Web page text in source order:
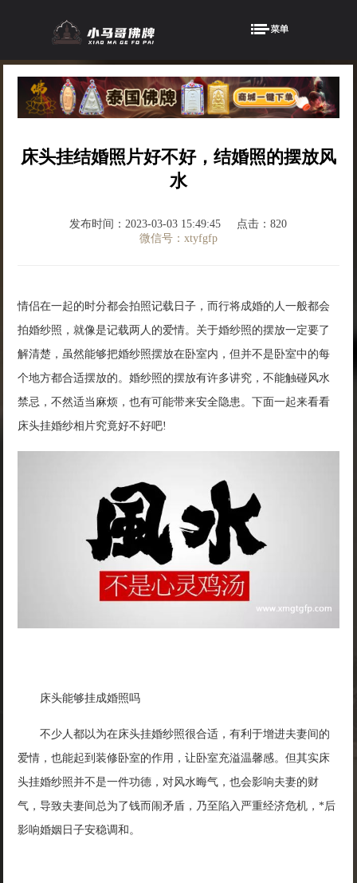
床头挂结婚照片好不好，结婚照的摆放风
水
发布时间：2023-03-03 15:49:45
点击：820
微信号：xtyfgfp
情侣在一起的时分都会拍照记载日子，而行将成婚的人一般都会
拍婚纱照，就像是记载两人的爱情。关于婚纱照的摆放一定要了
解清楚，虽然能够把婚纱照摆放在卧室内，但并不是卧室中的每
个地方都合适摆放的。婚纱照的摆放有许多讲究，不能触碰风水
禁忌，不然适当麻烦，也有可能带来安全隐患。下面一起来看看
床头挂婚纱相片究竟好不好吧!
床头能够挂成婚照吗
不少人都以为在床头挂婚纱照很合适，有利于增进夫妻间的
爱情，也能起到装修卧室的作用，让卧室充溢温馨感。但其实床
头挂婚纱照并不是一件功德，对风水晦气，也会影响夫妻的财
气，导致夫妻间总为了钱而闹矛盾，乃至陷入严重经济危机，*后
影响婚姻日子安稳调和。